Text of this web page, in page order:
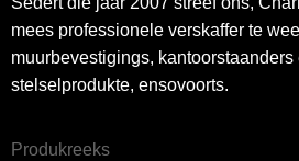
mees professionele verskaffer te
muurbevestigings,
stelselprodukte, ensovoorts.
Produkreeks